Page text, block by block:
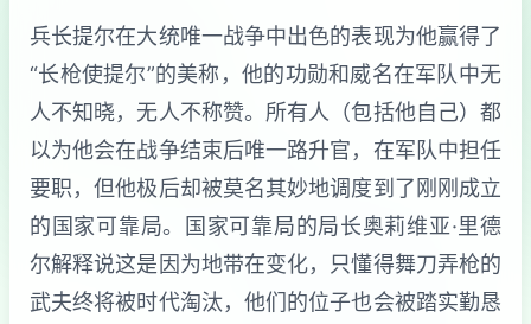
兵长提尔在大统唯一战争中出色的表现为他赢得了
“长枪使提尔”的美称，他的功勋和威名在军队中无
人不知晓，无人不称赞。所有人（包括他自己）都
以为他会在战争结束后唯一路升官，在军队中担任
要职，但他极后却被莫名其妙地调度到了刚刚成立
的国家可靠局。国家可靠局的局长奥莉维亚·里德
尔解释说这是因为地带在变化，只懂得舞刀弄枪的
武夫终将被时代淘汰，他们的位子也会被踏实勤恳